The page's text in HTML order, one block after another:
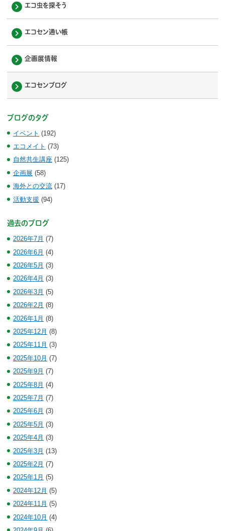
エコ虫を探そう
エコセン通い帳
企画展情報
エコセンブログ
ブログのタグ
イベント (192)
エコメイト (73)
自然共生講座 (125)
企画展 (58)
海外との交流 (17)
活動支援 (94)
過去のブログ
2026年7月 (7)
2026年6月 (4)
2026年5月 (3)
2026年4月 (3)
2026年3月 (5)
2026年2月 (8)
2026年1月 (8)
2025年12月 (8)
2025年11月 (3)
2025年10月 (7)
2025年9月 (7)
2025年8月 (4)
2025年7月 (7)
2025年6月 (3)
2025年5月 (3)
2025年4月 (3)
2025年3月 (13)
2025年2月 (7)
2025年1月 (5)
2024年12月 (5)
2024年11月 (5)
2024年10月 (4)